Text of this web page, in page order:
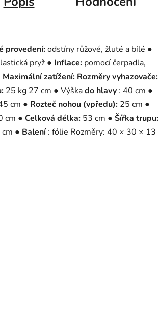
provedení:odstíny růžové, žluté a bílé ●
pryž ● Inflace: pomocí čerpadla,
Maximální zatížení: Rozměry vyhazovače:
25 kg 27 cm ● Výškado hlavy : 40 cm ●
cm ● Rozteč nohou (vpředu): 25 cm ●
cm ● Celková délka: 53 cm ● Šířka trupu:
● Balení: fólie Rozměry: 40 × 30 × 13